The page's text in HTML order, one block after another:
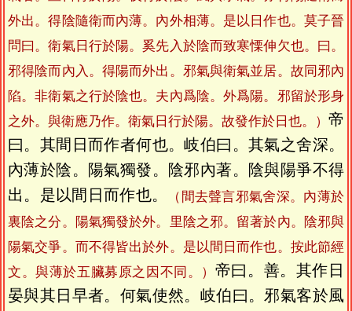
外出。得陰隨衛而內薄。內外相薄。是以日作也。莫子晉
問曰。衛氣日行於陽。奚先入於陰而致寒慄伸欠也。曰。
邪得陰而內入。得陽而外出。邪氣與衛氣並居。故同邪內
陷。非衛氣之行於陰也。夫內爲陰。外爲陽。邪留於形身
之外。與衛應乃作。衛氣日行於陽。故發作於日也。） 帝
曰。其間日而作者何也。岐伯曰。其氣之舍深。
內薄於陰。陽氣獨發。陰邪內著。陰與陽爭不得
出。是以間日而作也。
（間去聲言邪氣舍深。內薄於
裏陰之分。陽氣獨發於外。里陰之邪。留著於內。陰邪與
陽氣交爭。而不得皆出於外。是以間日而作也。按此節經
文。與薄於五臟募原之因不同。） 帝曰。善。其作日
晏與其日早者。何氣使然。岐伯曰。邪氣客於風